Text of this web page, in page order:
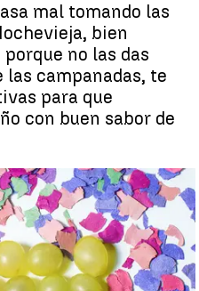
mal tomando las
bien
no las das
las campanadas, te
para que
con buen sabor de